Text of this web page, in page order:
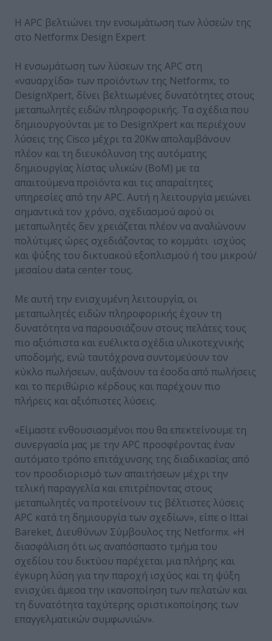
Η APC βελτιώνει την ενσωμάτωση των λύσεών της
στο Netformx Design Expert
Η ενσωμάτωση των λύσεων της APC στη
«ναυαρχίδα» των προϊόντων της Netformx, το
DesignXpert, δίνει βελτιωμένες δυνατότητες στους
μεταπωλητές ειδών πληροφορικής. Τα σχέδια που
δημιουργούνται με το DesignXpert και περιέχουν
λύσεις της Cisco μέχρι τα 20Kw απολαμβάνουν
πλέον και τη διευκόλυνση της αυτόματης
δημιουργίας λίστας υλικών (ΒοΜ) με τα
απαιτούμενα προϊόντα και τις απαραίτητες
υπηρεσίες από την APC. Αυτή η λειτουργία μειώνει
σημαντικά τον χρόνο, σχεδιασμού αφού οι
μεταπωλητές δεν χρειάζεται πλέον να αναλώνουν
πολύτιμες ώρες σχεδιάζοντας το κομμάτι ισχύος
και ψύξης του δικτυακού εξοπλισμού ή του μικρού/
μεσαίου data center τους.
Με αυτή την ενισχυμένη λειτουργία, οι
μεταπωλητές ειδών πληροφορικής έχουν τη
δυνατότητα να παρουσιάζουν στους πελάτες τους
πιο αξιόπιστα και ευέλικτα σχέδια υλικοτεχνικής
υποδομής, ενώ ταυτόχρονα συντομεύουν τον
κύκλο πωλήσεων, αυξάνουν τα έσοδα από πωλήσεις
και το περιθώριο κέρδους και παρέχουν πιο
πλήρεις και αξιόπιστες λύσεις.
«Είμαστε ενθουσιασμένοι που θα επεκτείνουμε τη
συνεργασία μας με την APC προσφέροντας έναν
αυτόματο τρόπο επιτάχυνσης της διαδικασίας από
τον προσδιορισμό των απαιτήσεων μέχρι την
τελική παραγγελία και επιτρέποντας στους
μεταπωλητές να προτείνουν τις βέλτιστες λύσεις
APC κατά τη δημιουργία των σχεδίων», είπε ο Ittai
Bareket, Διευθύνων Σύμβουλος της Netformx. «Η
διασφάλιση ότι ως αναπόσπαστο τμήμα του
σχεδίου του δικτύου παρέχεται μια πλήρης και
έγκυρη λύση για την παροχή ισχύος και τη ψύξη
ενισχύει άμεσα την ικανοποίηση των πελατών και
τη δυνατότητα ταχύτερης οριστικοποίησης των
επαγγελματικών συμφωνιών».